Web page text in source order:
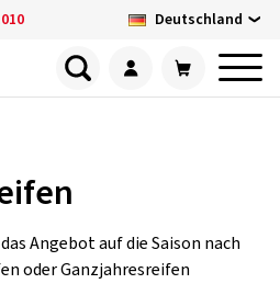
Deutschland
Angebot auf die Saison nach
oder Ganzjahresreifen